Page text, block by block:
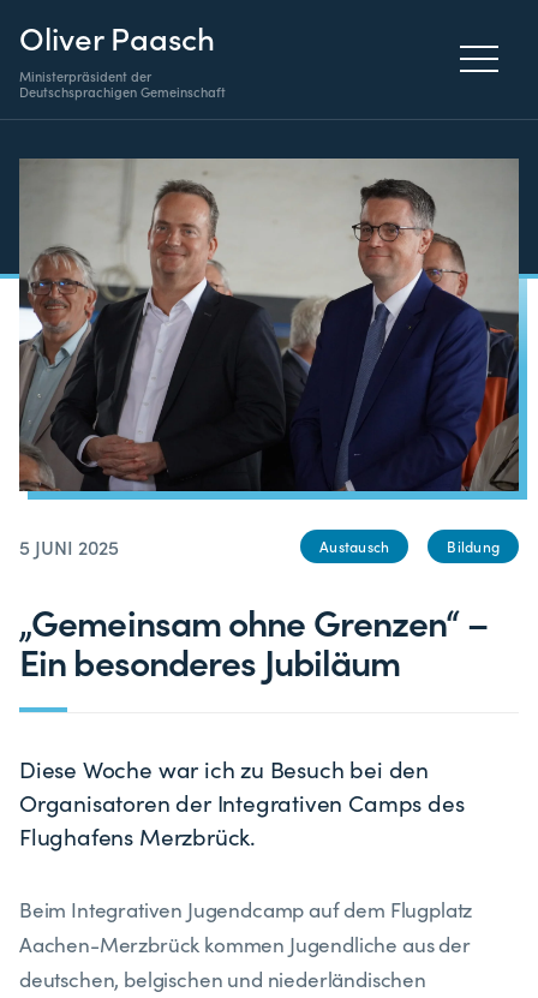
Oliver Paasch
Ministerpräsident der
Deutschsprachigen Gemeinschaft
5 JUNI 2025 Austausch Bildung
„Gemeinsam ohne Grenzen“ –
Ein besonderes Jubiläum
Diese Woche war ich zu Besuch bei den
Organisatoren der Integrativen Camps des
Flughafens Merzbrück.
Beim Integrativen Jugendcamp auf dem Flugplatz
Aachen-Merzbrück kommen Jugendliche aus der
deutschen, belgischen und niederländischen